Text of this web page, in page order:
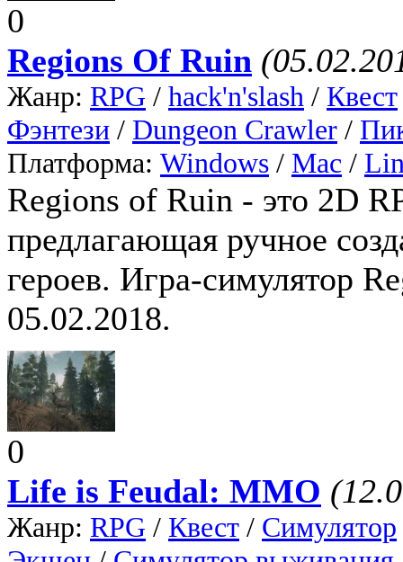
0
Regions Of Ruin
Жанр: RPG / hack'n'slash / Квест
Фэнтези / Dungeon Crawler /
Платформа: Windows / Mac /
Regions of Ruin - это 2D
предлагающая ручное
героев. Игра-симулятор
05.02.2018.
0
Life is Feudal: MMO
Жанр: RPG / Квест / Симулятор